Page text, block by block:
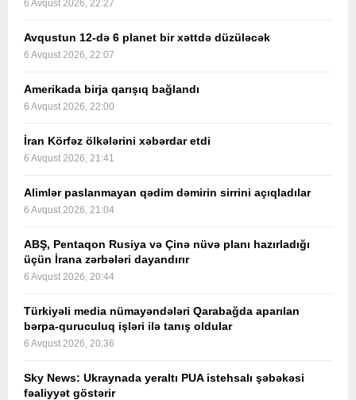
6 Avqust 2026, 22:27
Avqustun 12-də 6 planet bir xəttdə düzüləcək
6 Avqust 2026, 22:07
Amerikada birja qarışıq bağlandı
6 Avqust 2026, 22:00
İran Körfəz ölkələrini xəbərdar etdi
6 Avqust 2026, 21:41
Alimlər paslanmayan qədim dəmirin sirrini açıqladılar
6 Avqust 2026, 21:04
ABŞ, Pentaqon Rusiya və Çinə nüvə planı hazırladığı
üçün İrana zərbələri dayandırır
6 Avqust 2026, 20:44
Türkiyəli media nümayəndələri Qarabağda aparılan
bərpa-quruculuq işləri ilə tanış oldular
6 Avqust 2026, 20:36
Sky News: Ukraynada yeraltı PUA istehsalı şəbəkəsi
fəaliyyət göstərir